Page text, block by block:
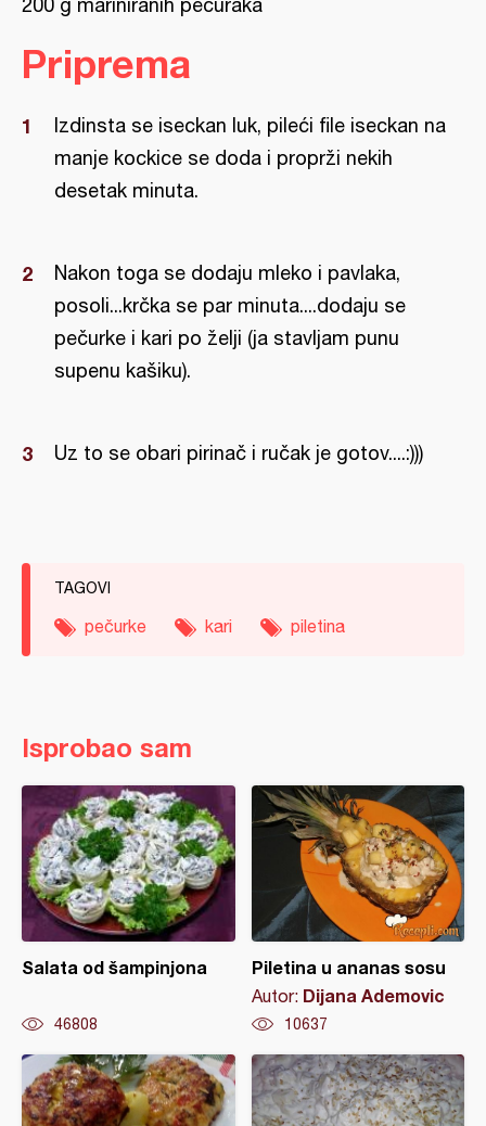
200 g mariniranih pečuraka
Priprema
Izdinsta se iseckan luk, pileći file iseckan na
manje kockice se doda i proprži nekih
desetak minuta.
Nakon toga se dodaju mleko i pavlaka,
posoli...krčka se par minuta....dodaju se
pečurke i kari po želji (ja stavljam punu
supenu kašiku).
Uz to se obari pirinač i ručak je gotov....:)))
TAGOVI
pečurke kari piletina
Isprobao sam
Salata od šampinjona
46808
Piletina u ananas sosu
Autor: Dijana Ademovic
10637